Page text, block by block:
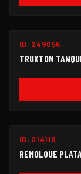
ID: 249056
TRUXTON
ID: 014118
REMOLQUE